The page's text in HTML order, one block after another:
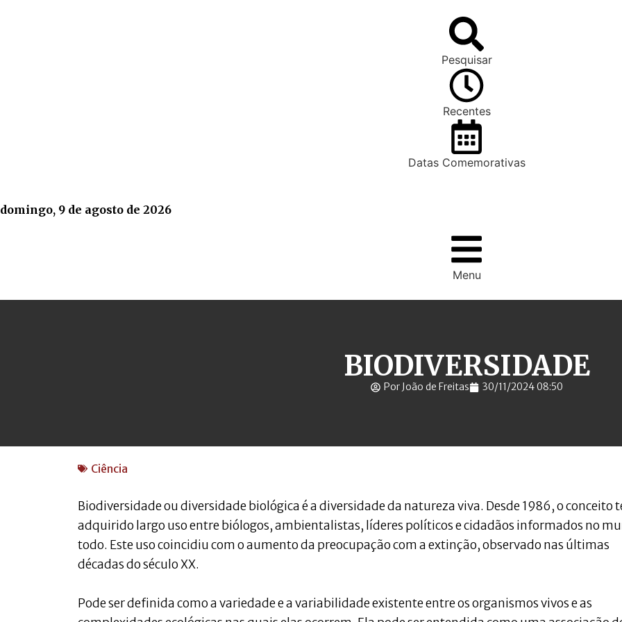
Pesquisar
Recentes
Datas Comemorativas
domingo, 9 de agosto de 2026
Menu
BIODIVERSIDADE
Por João de Freitas 30/11/2024 08:50
Ciência
Biodiversidade ou diversidade biológica é a diversidade da natureza viva. Desde 1986, o conceito
adquirido largo uso entre biólogos, ambientalistas, líderes políticos e cidadãos informados no
todo. Este uso coincidiu com o aumento da preocupação com a extinção, observado nas últimas
décadas do século XX.
Pode ser definida como a variedade e a variabilidade existente entre os organismos vivos e as